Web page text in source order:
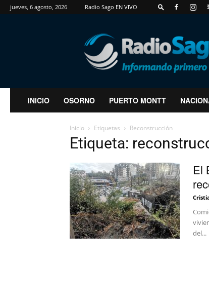
jueves, 6 agosto, 2026 Radio Sago EN VIVO
RadioSago
INICIO OSORNO PUERTO MONTT
Inicio Etiquetas Reconstrucción
Etiqueta:
El
del...